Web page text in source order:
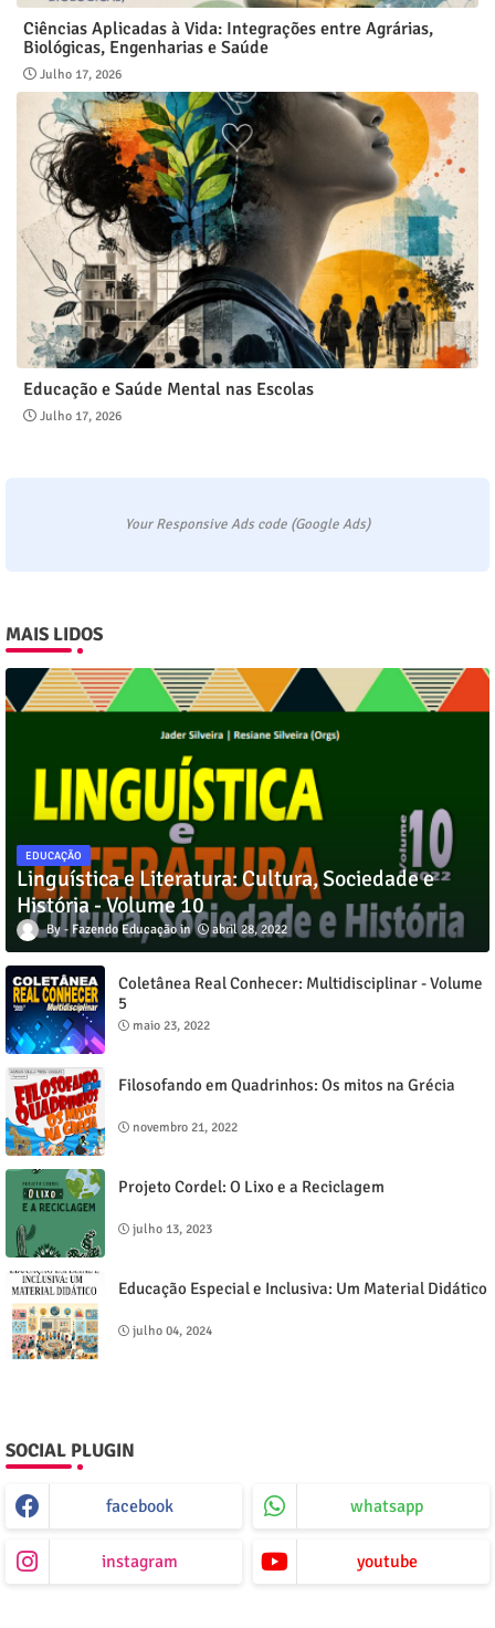
Ciências Aplicadas à Vida: Integrações entre Agrárias,
Biológicas, Engenharias e Saúde
Julho 17, 2026
Educação e Saúde Mental nas Escolas
Julho 17, 2026
Your Responsive Ads code (Google Ads)
MAIS LIDOS
EDUCAÇÃO
Linguística e Literatura: Cultura, Sociedade e
História - Volume 10
Fazendo Educação abril 28, 2022
Coletânea Real Conhecer: Multidisciplinar - Volume
5
maio 23, 2022
Filosofando em Quadrinhos: Os mitos na Grécia
novembro 21, 2022
Projeto Cordel: O Lixo e a Reciclagem
julho 13, 2023
Educação Especial e Inclusiva: Um Material Didático
julho 04, 2024
SOCIAL PLUGIN
facebook whatsapp
instagram youtube